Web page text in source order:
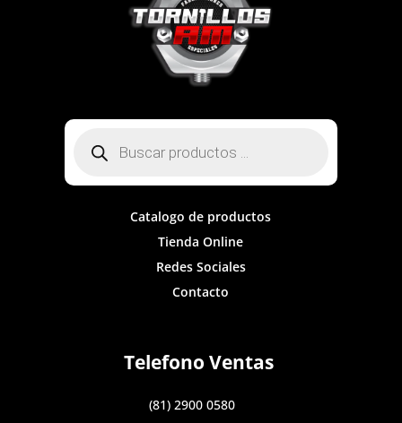
productos
Catalogo de productos
Tienda Online
Redes Sociales
Contacto
Telefono Ventas
(81) 2900 0580